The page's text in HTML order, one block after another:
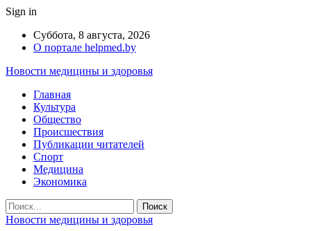
Sign in
Суббота, 8 августа, 2026
О портале helpmed.by
Новости медицины и здоровья
Главная
Культура
Общество
Происшествия
Публикации читателей
Спорт
Медицина
Экономика
Новости медицины и здоровья